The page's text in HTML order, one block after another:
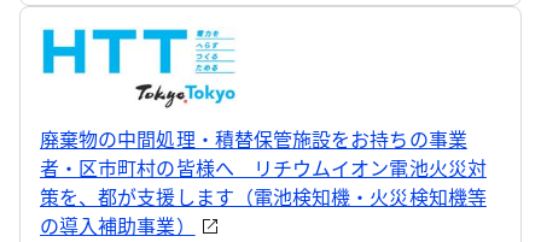
廃棄物の中間処理・積替保管施設をお持ちの事業
者・区市町村の皆様へ リチウムイオン電池火災対
策を、都が支援します（電池検知機・火災検知機等
の導入補助事業）